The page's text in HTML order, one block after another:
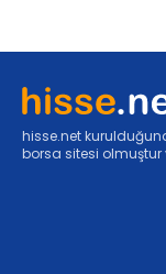
hisse.net
borsa sitesi